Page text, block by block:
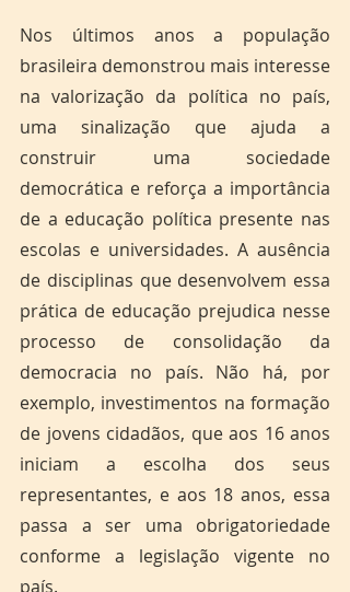
Nos últimos anos a população
brasileira demonstrou mais interesse
na valorização da política no país,
uma sinalização que ajuda a
construir uma sociedade
democrática e reforça a importância
de a educação política presente nas
escolas e universidades. A ausência
de disciplinas que desenvolvem essa
prática de educação prejudica nesse
processo de consolidação da
democracia no país. Não há, por
exemplo, investimentos na formação
de jovens cidadãos, que aos 16 anos
iniciam a escolha dos seus
representantes, e aos 18 anos, essa
passa a ser uma obrigatoriedade
conforme a legislação vigente no
país.